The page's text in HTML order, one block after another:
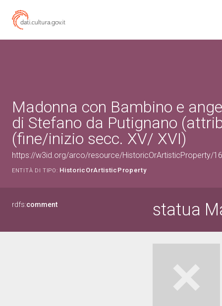
Madonna con Bambino e
di Stefano da Putignano
(fine/inizio secc. XV/ XVI)
https://w3id.org/arco/resource/HistoricOrArtisticProperty/
ENTITÀ DI TIPO: HistoricOrArtisticProperty
rdfs:comment statua